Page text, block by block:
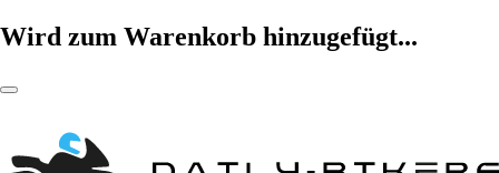
Wird zum Warenkorb hinzugefügt...